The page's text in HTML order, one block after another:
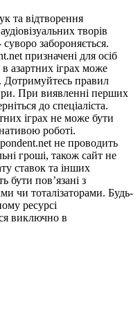
та відтворення
творів
забороняється.
призначені для осіб
азартних іграх може
Дотримуйтесь правил
При виявленні перших
до спеціаліста.
іграх не може бути
роботі.
не проводить
гроші, також сайт не
ставок та інших
бути пов’язані з
чи тоталізаторами. Будь-
ресурсі
виключно в